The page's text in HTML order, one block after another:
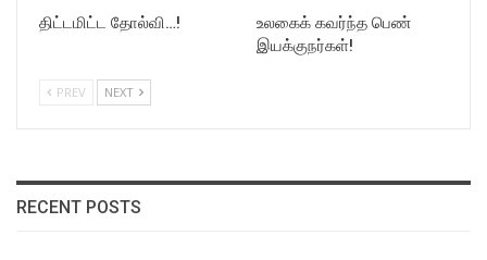
திட்டமிட்ட தோல்வி…!
உலகைக் கவர்ந்த பெண்
இயக்குநர்கள்!
PREV NEXT
RECENT POSTS